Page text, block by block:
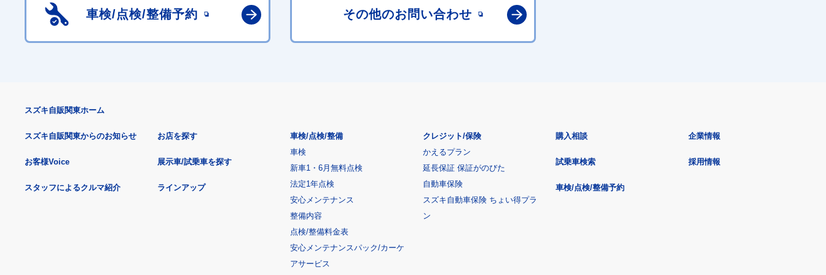
車検/点検/整備予約 その他のお問い合わせ
スズキ自販関東ホーム
スズキ自販関東からのお知らせ
お客様Voice
スタッフによるクルマ紹介
お店を探す
展示車/試乗車を探す
ラインアップ
車検/点検/整備
車検
新車1・6月無料点検
法定1年点検
安心メンテナンス
整備内容
点検/整備料金表
安心メンテナンスパック/カーケ
アサービス
クレジット/保険
かえるプラン
延長保証 保証がのびた
自動車保険
スズキ自動車保険 ちょい得プラ
ン
購入相談
試乗車検索
車検/点検/整備予約
企業情報
採用情報